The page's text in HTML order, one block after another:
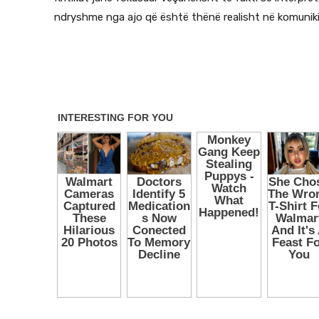
ndryshme nga ajo që është thënë realisht në